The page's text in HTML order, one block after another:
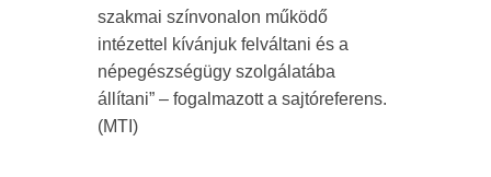
szakmai színvonalon működő
intézettel kívánjuk felváltani és a
népegészségügy szolgálatába
állítani” – fogalmazott a sajtóreferens.
(MTI)